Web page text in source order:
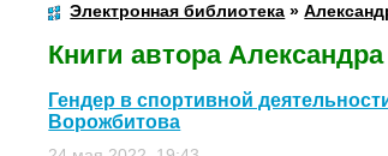
Электронная библиотека »
Книги автора
Гендер в спортивной
Ворожбитова